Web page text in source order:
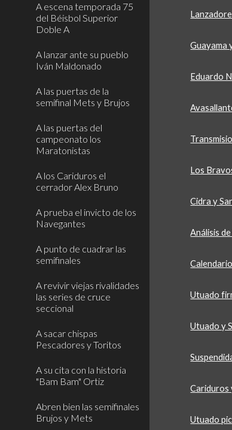
A escena temporada 75
del Béisbol Superior
Doble A
A lanzar ante su pueblo
Iván Maldonado
A las puertas de la
semifinal Mets y Brujos
A las puertas del
campeonato los
Maratonistas
A los Cariduros el
cerrador Alex Bruno
A prueba el invicto de los
Navegantes
A punto de cuadrar las
semifinales
A revivir viejas rivalidades
las series de cruce
seccional
A sacar chispas
Pescadores y Toritos
A su cita con la historia
"Bam Bam" Ortiz
Abren bien las semifinales
Brujos y Mets
Guayama
Eduardo
Los
Cidra y
Análisis
Utuado
Utuado y
Cariduros
Utuado